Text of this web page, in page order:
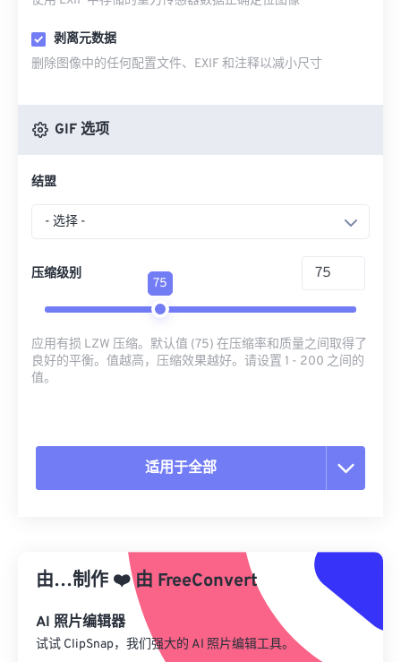
剥离元数据
删除图像中的任何配置文件、EXIF 和注释以减小尺寸
GIF 选项
结盟
- 选择 -
压缩级别
75
应用有损 LZW 压缩。默认值 (75) 在压缩率和质量之间取得了
良好的平衡。值越高，压缩效果越好。请设置 1 - 200 之间的
值。
适用于全部
从预设应用
另存为预设
由…制作 ❤️由 FreeConvert
AI 照片编辑器
试试 ClipSnap，我们强大的 AI 照片编辑工具。